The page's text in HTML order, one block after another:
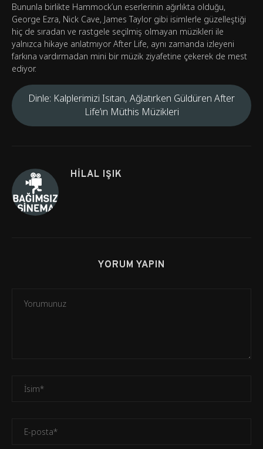
Bununla birlikte Hammock’un eserlerinin ağırlıkta olduğu,
George Ezra, Nick Cave, James Taylor gibi isimlerle güzelleştiği
hiç de sıradan ve rastgele seçilmiş olmayan müzikleri ile
yalnızca hikaye anlatmıyor After Life, aynı zamanda izleyeni
farkına vardırmadan mini bir müzik ziyafetine çekerek de mest
ediyor.
Dinle: Kalplerimizi Isıtan, Ağlatırken Güldüren After
Life’ın Müthis Müzikleri
HILAL IŞIK
YORUM YAPIN